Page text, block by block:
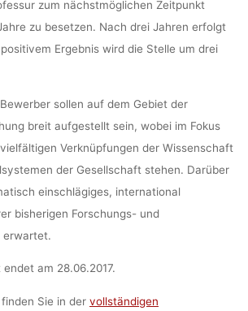
BONN)
zum nächstmöglichen Zeitpunkt
zu besetzen. Nach drei Jahren erfolgt
Ergebnis wird die Stelle um drei
sollen auf dem Gebiet der
breit aufgestellt sein, wobei im Fokus
Verknüpfungen der Wissenschaft
der Gesellschaft stehen. Darüber
einschlägiges, international
bisherigen Forschungs- und
erwartet.
am 28.06.2017.
Sie in der vollständigen